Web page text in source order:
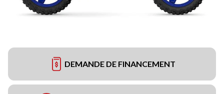
DEMANDE DE FINANCEMENT